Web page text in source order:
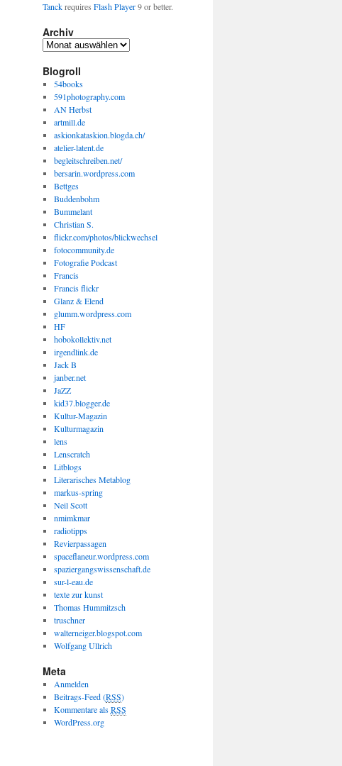
Tanckrequires Flash Player9 or better.
Archiv
Blogroll
54books
591photography.com
AN Herbst
artmill.de
askionkataskion.blogda.ch/
atelier-latent.de
begleitschreiben.net/
bersarin.wordpress.com
Bettges
Buddenbohm
Bummelant
Christian S.
flickr.com/photos/blickwechsel
fotocommunity.de
Fotografie Podcast
Francis
Francis flickr
Glanz & Elend
glumm.wordpress.com
HF
hobokollektiv.net
irgendlink.de
Jack B
janber.net
JaZZ
kid37.blogger.de
Kultur-Magazin
Kulturmagazin
lens
Lenscratch
Litblogs
Literarisches Metablog
markus-spring
Neil Scott
nmimkmar
radiotipps
Revierpassagen
spaceflaneur.wordpress.com
spaziergangswissenschaft.de
sur-l-eau.de
texte zur kunst
Thomas Hummitzsch
truschner
walterneiger.blogspot.com
Wolfgang Ullrich
Meta
Anmelden
Beitrags-Feed (RSS)
Kommentare alsRSS
WordPress.org